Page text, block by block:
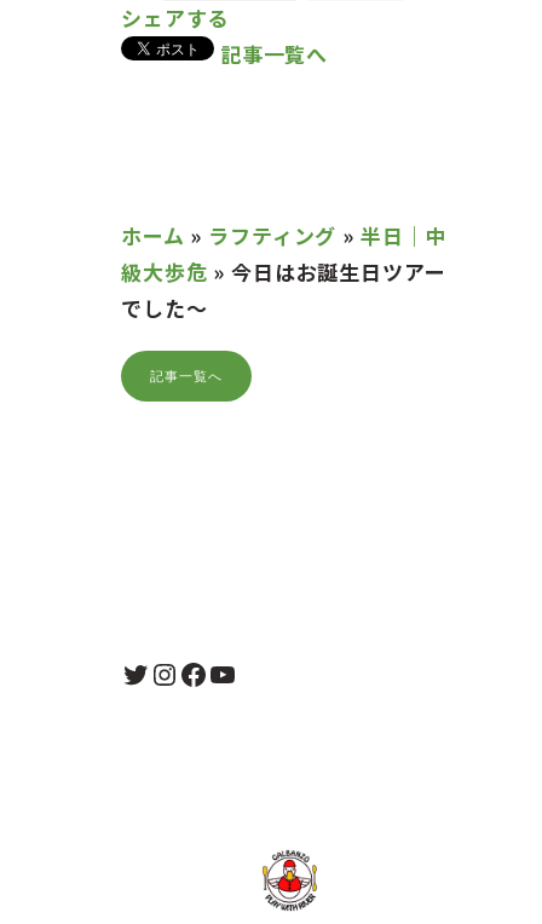
シェアする
記事一覧へ
ホーム » ラフティング » 半日｜中
級大歩危 » 今日はお誕生日ツアー
でした〜
記事一覧へ
Twitter
Instagram
Facebook
YouTube